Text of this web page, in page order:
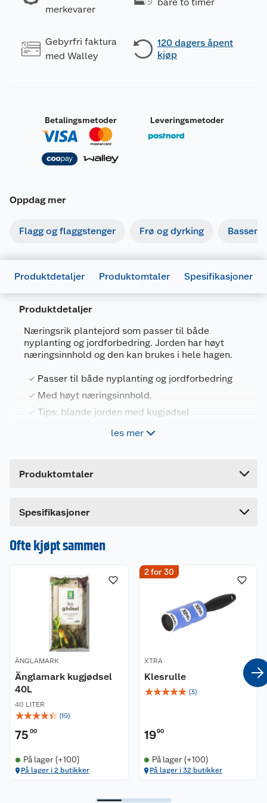
merkevarer
Gebyrfri faktura
med Walley
120 dagers åpent
kjøp
Betalingsmetoder Leveringsmetoder
Oppdag mer
Flagg og flaggstenger Frø og dyrking Basseng
Produktdetaljer Produktomtaler Spesifikasjoner
Produktdetaljer
Næringsrik plantejord som passer til både
nyplanting og jordforbedring. Jorden har høyt
næringsinnhold og den kan brukes i hele hagen.
Passer til både nyplanting og jordforbedring
Med høyt næringsinnhold.
Tips: blande jorden med kugjødsel
kvalitet. Jorden passer til både nyplanting og
Volum: 40 liter.
les mer
Produktomtaler
Spesifikasjoner
Generelt
Artikkelnummer
7391290681455
Leverandørens artikkelnummer
70145
Størrelse
Ofte kjøpt sammen
ÄNGLAMARK
Änglamark kugjødsel
40L
40 LITER
☆☆☆☆☆ (19)
75 00
På lager (+100)
På lager i 2 butikker
2 for 30
XTRA
Klesrulle
☆☆☆☆☆ (3)
1990
På lager (+100)
På lager i 32 butikker